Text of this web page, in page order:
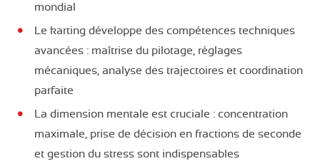
mondial
Le karting développe des compétences techniques
avancées : maîtrise du pilotage, réglages
mécaniques, analyse des trajectoires et coordination
parfaite
La dimension mentale est cruciale : concentration
maximale, prise de décision en fractions de seconde
et gestion du stress sont indispensables